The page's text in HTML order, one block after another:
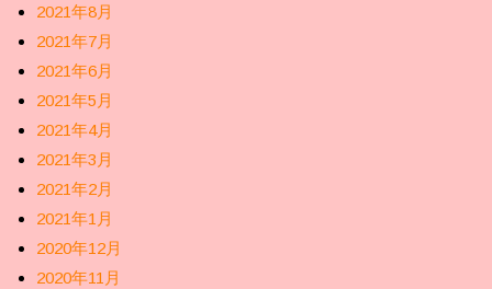
2021年8月
2021年7月
2021年6月
2021年5月
2021年4月
2021年3月
2021年2月
2021年1月
2020年12月
2020年11月